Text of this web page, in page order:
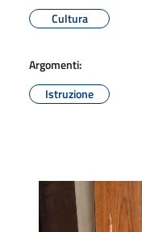
Cultura
Argomenti:
Istruzione